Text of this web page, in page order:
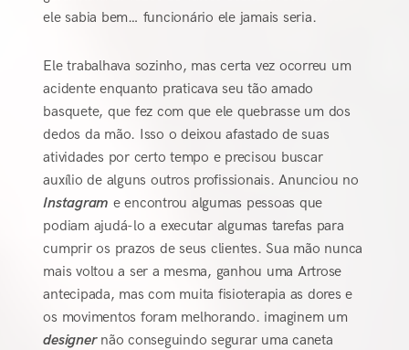
ele sabia bem… funcionário ele jamais seria.
Ele trabalhava sozinho, mas certa vez ocorreu um
acidente enquanto praticava seu tão amado
basquete, que fez com que ele quebrasse um dos
dedos da mão. Isso o deixou afastado de suas
atividades por certo tempo e precisou buscar
auxílio de alguns outros profissionais. Anunciou no
Instagram e encontrou algumas pessoas que
podiam ajudá-lo a executar algumas tarefas para
cumprir os prazos de seus clientes. Sua mão nunca
mais voltou a ser a mesma, ganhou uma Artrose
antecipada, mas com muita fisioterapia as dores e
os movimentos foram melhorando. imaginem um
designernão conseguindo segurar uma caneta